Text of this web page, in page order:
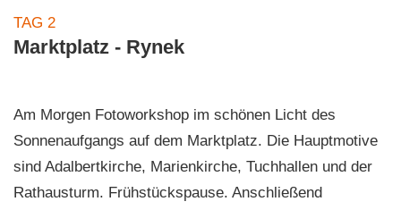
TAG 2
Marktplatz - Rynek
Am Morgen Fotoworkshop im schönen Licht des
Sonnenaufgangs auf dem Marktplatz. Die Hauptmotive
sind Adalbertkirche, Marienkirche, Tuchhallen und der
Rathausturm. Frühstückspause. Anschließend